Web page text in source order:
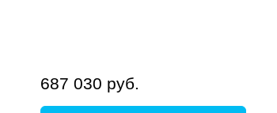
687 030 руб.